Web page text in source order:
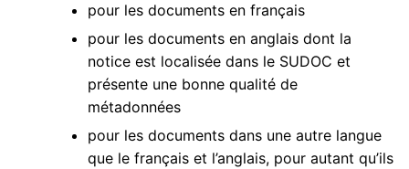
pour les documents en français
pour les documents en anglais dont la
notice est localisée dans le SUDOC et
présente une bonne qualité de
métadonnées
pour les documents dans une autre langue
que le français et l’anglais, pour autant qu’ils